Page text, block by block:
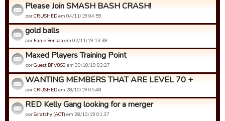
Please Join SMASH BASH CRASH!
porCRUSHEDem 04/11/19 04:59
gold balls
por Fanie Benson em 02/11/19 13:38
Maxed Players Training Point
porGuest BFV8S0 em 30/10/19 03:27
WANTING MEMBERS THAT ARE LEVEL 70 +
porCRUSHEDem 28/10/19 05:48
RED Kelly Gang looking for a merger
porScratchy (ACT) em 28/10/19 01:37